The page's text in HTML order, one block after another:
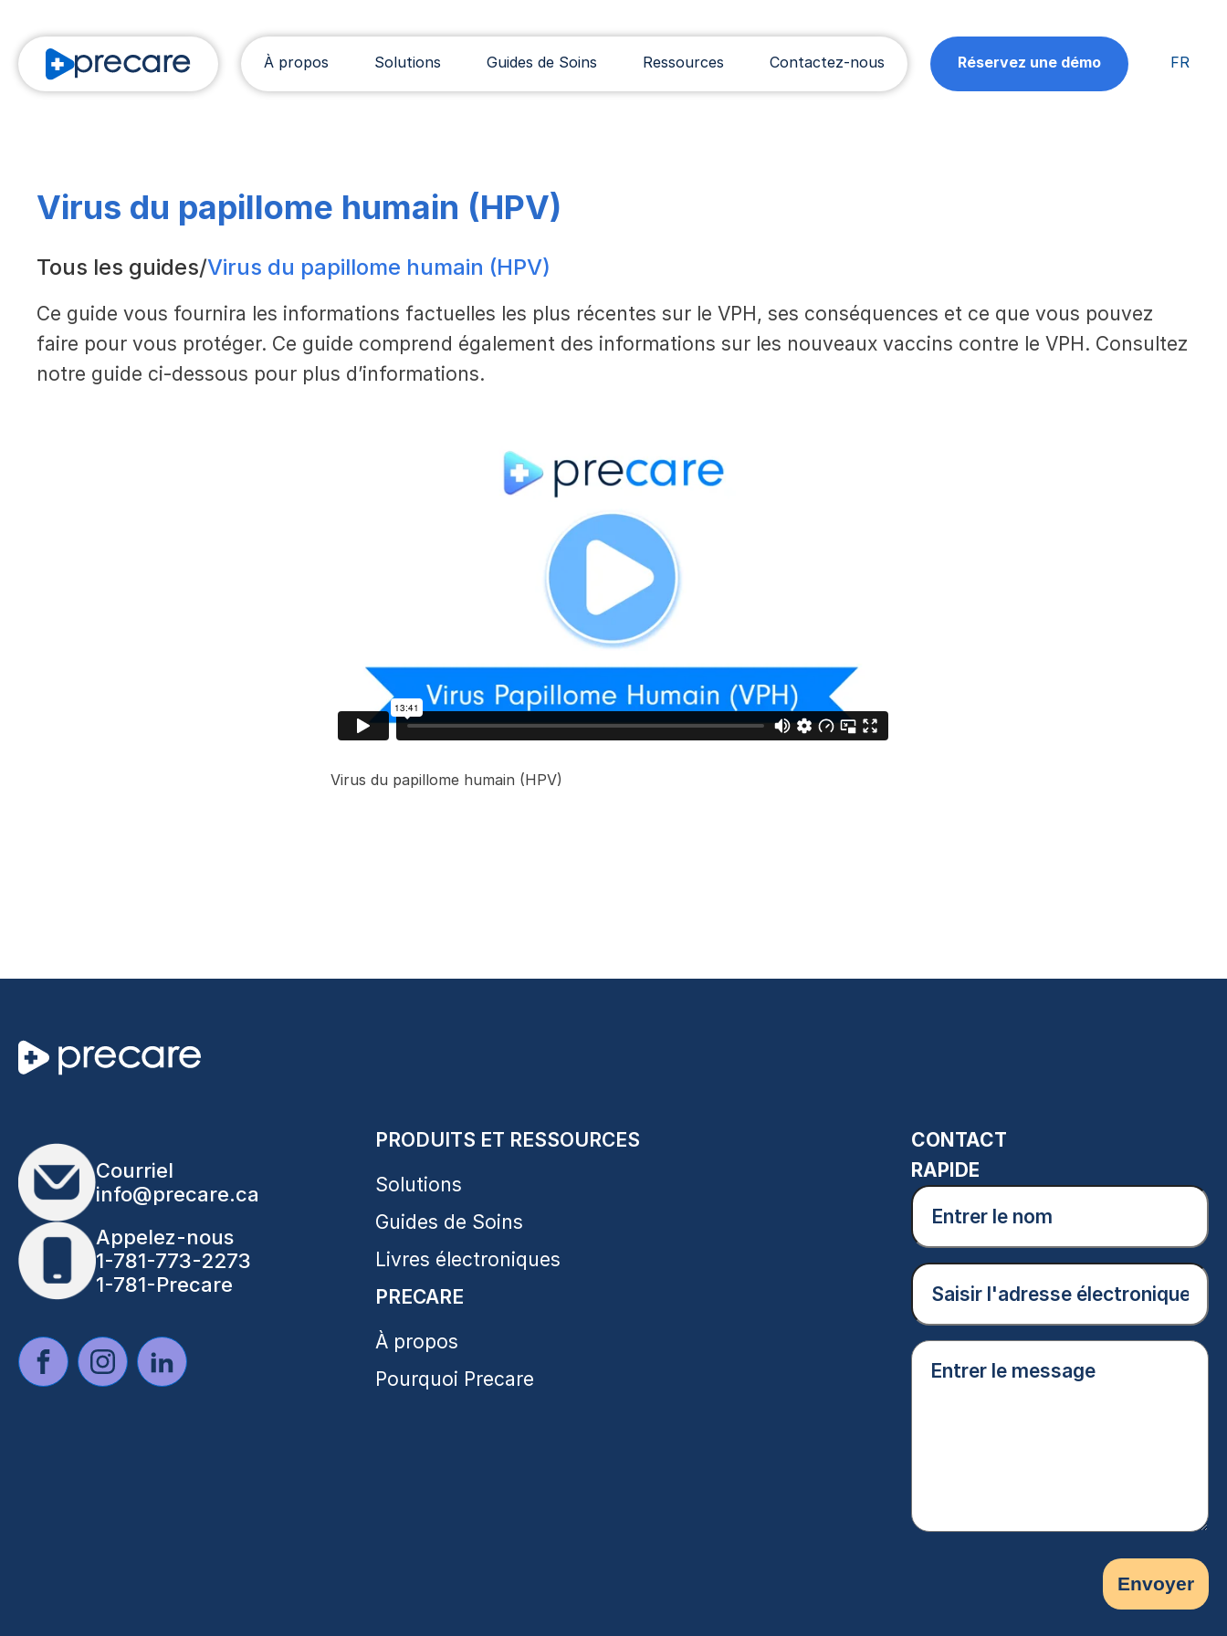
À propos Solutions Guides de Soins Ressources Contactez-nous Réservez une démo FR
Virus du papillome humain (HPV)
Tous les guides/Virus du papillome humain (HPV)
Ce guide vous fournira les informations factuelles les plus récentes sur le VPH, ses conséquences et ce que vous pouvez
faire pour vous protéger. Ce guide comprend également des informations sur les nouveaux vaccins contre le VPH. Consultez
notre guide ci-dessous pour plus d’informations.
Virus du papillome humain (HPV)
Courriel
info@precare.ca
Appelez-nous
1-781-773-2273
1-781-Precare
PRODUITS ET RESSOURCES
Solutions
Guides de Soins
Livres électroniques
PRECARE
À propos
Pourquoi Precare
CONTACT
RAPIDE
Entrer
nom
(Nécessaire)
Courriel
(Nécessaire)
Entrer